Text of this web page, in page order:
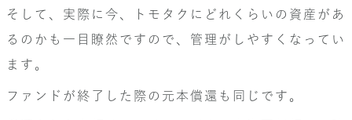
そして、実際に今、トモタクにどれくらいの資産があ
るのかも一目瞭然ですので、管理がしやすくなってい
ます。
ファンドが終了した際の元本償還も同じです。